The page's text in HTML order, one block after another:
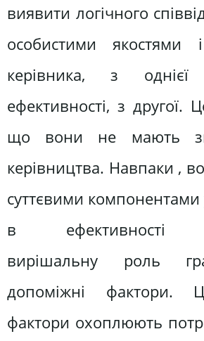
виявити логічного
особистими якостями
керівника, з
ефективності, з другої.
що вони не мають
керівництва. Навпаки ,
суттєвими компонентами
в ефективності
вирішальну роль
допоміжні фактори.
фактори охоплюють